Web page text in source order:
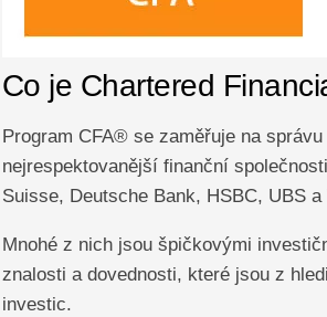
Co je Chartered
Program CFA® se zaměřuje na
nejrespektovanější finanční
Suisse, Deutsche Bank, HSBC, UBS
Mnohé z nich jsou špičkovými
znalosti a dovednosti, které jsou z
investic.